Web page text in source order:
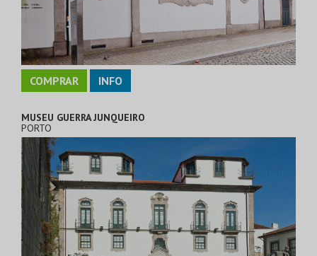
COMPRAR INFO
MUSEU GUERRA JUNQUEIRO
PORTO